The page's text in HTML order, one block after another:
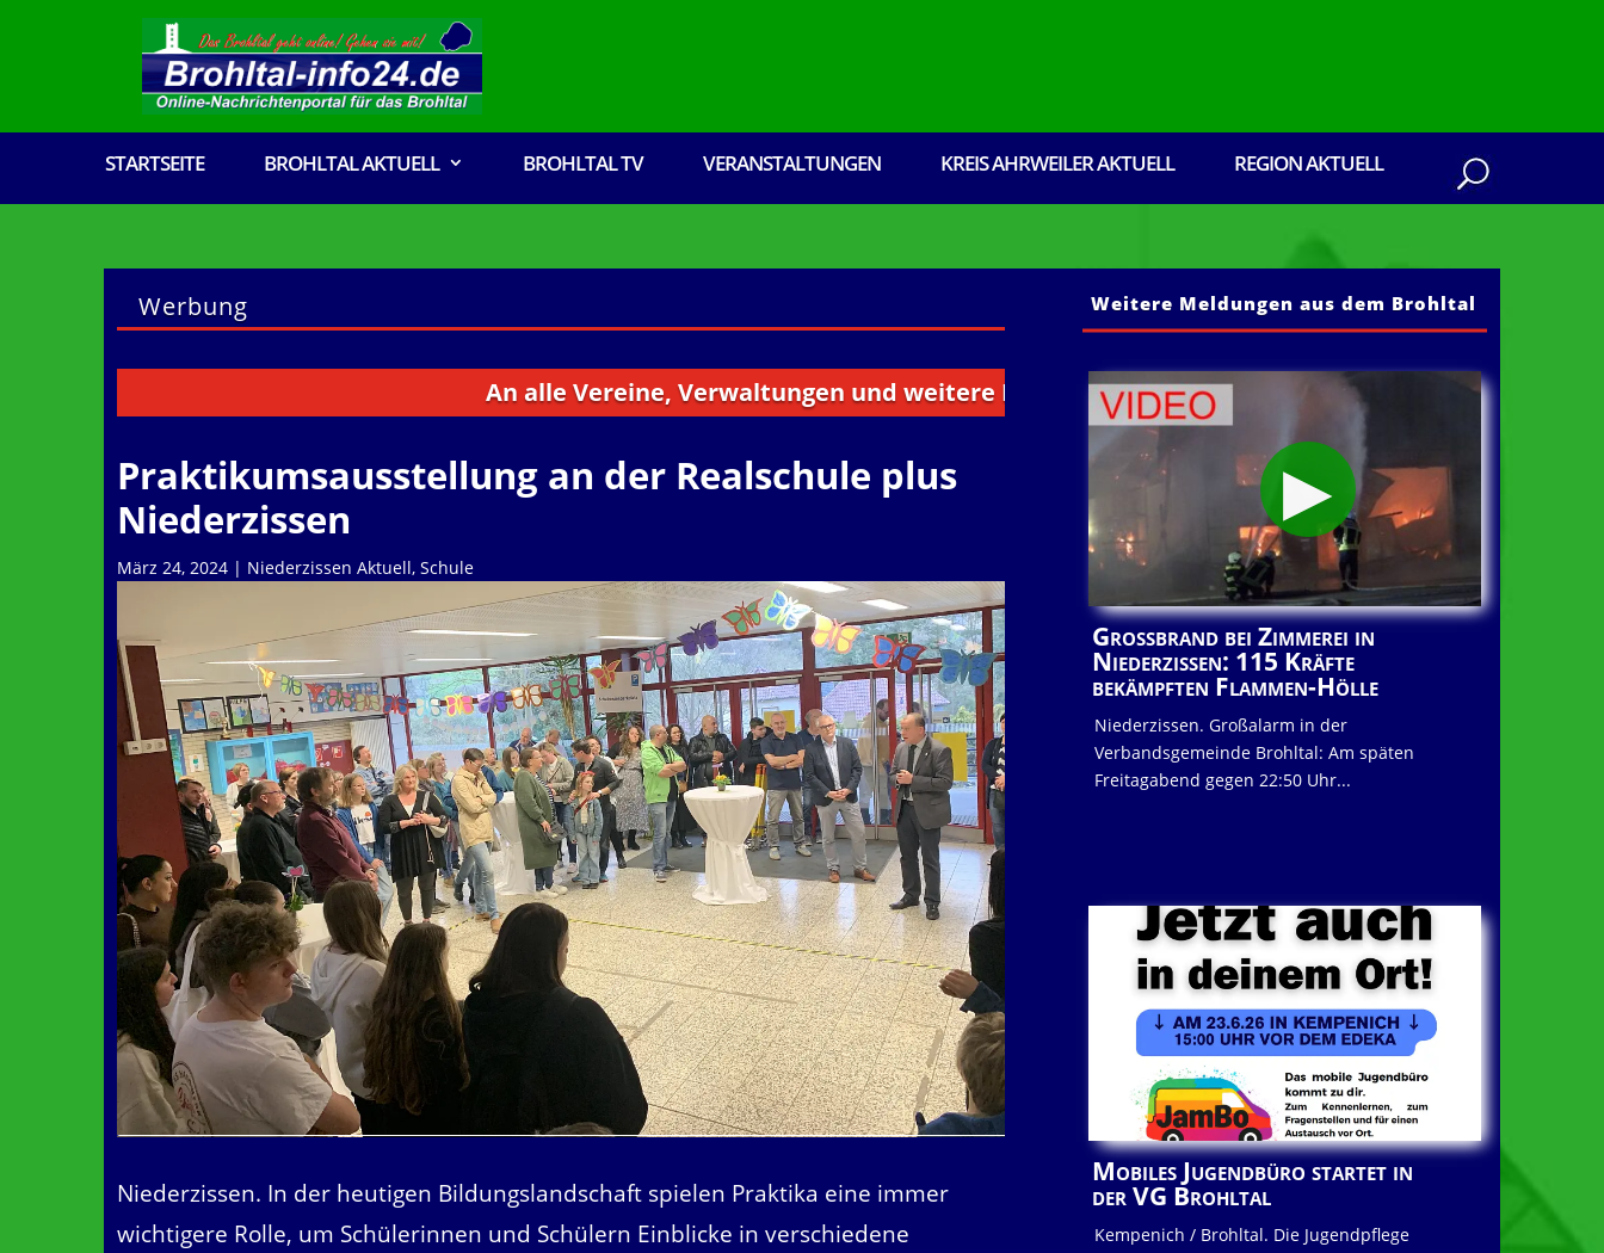
STARTSEITE BROHLTAL AKTUELL BROHLTAL TV VERANSTALTUNGEN KREIS AHRWEILER AKTUELL REGION AKTUELL
Werbung
An alle Vereine, Verwaltungen und weitere Institutionen aus dem Brohltal: Senden Sie ihre
Praktikumsausstellung an der Realschule plus
Niederzissen
März 24, 2024 | Niederzissen Aktuell,Schule
Niederzissen. In der heutigen Bildungslandschaft spielen Praktika eine immer
wichtigere Rolle, um Schülerinnen und Schülern Einblicke in verschiedene
Weitere Meldungen aus dem Brohltal
Großbrand bei Zimmerei in
Niederzissen: 115 Kräfte
bekämpften Flammen-Hölle
Niederzissen. Großalarm in der
Verbandsgemeinde Brohltal: Am späten
Freitagabend gegen 22:50 Uhr...
Mobiles Jugendbüro startet in
der VG Brohltal
Kempenich / Brohltal. Die Jugendpflege